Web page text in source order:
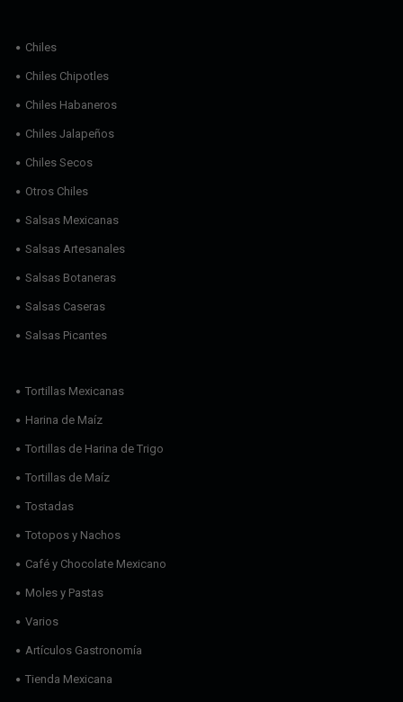
Chiles
Chiles Chipotles
Chiles Habaneros
Chiles Jalapeños
Chiles Secos
Otros Chiles
Salsas Mexicanas
Salsas Artesanales
Salsas Botaneras
Salsas Caseras
Salsas Picantes
Tortillas Mexicanas
Harina de Maíz
Tortillas de Harina de Trigo
Tortillas de Maíz
Tostadas
Totopos y Nachos
Café y Chocolate Mexicano
Moles y Pastas
Varios
Artículos Gastronomía
Tienda Mexicana